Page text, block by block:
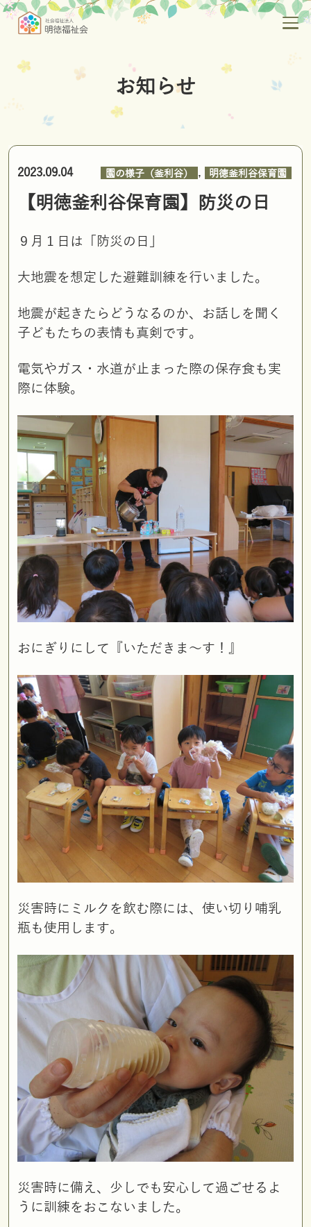
お知らせ
2023.09.04 園の様子（釜利谷） , 明徳釜利谷保育園
【明徳釜利谷保育園】防災の日
９月１日は「防災の日」
大地震を想定した避難訓練を行いました。
地震が起きたらどうなるのか、お話しを聞く
子どもたちの表情も真剣です。
電気やガス・水道が止まった際の保存食も実
際に体験。
おにぎりにして『いただきま～す！』
災害時にミルクを飲む際には、使い切り哺乳
瓶も使用します。
災害時に備え、少しでも安心して過ごせるよ
うに訓練をおこないました。